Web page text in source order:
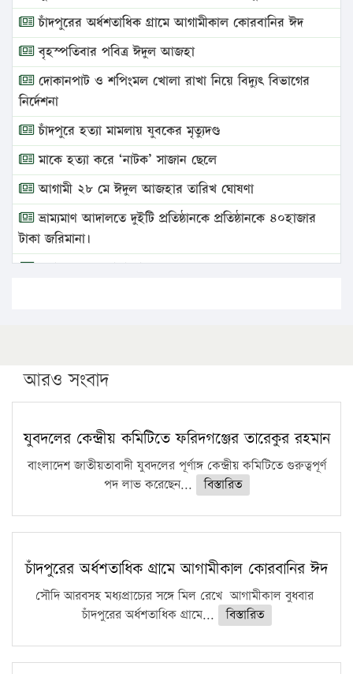
চাঁদপুরের অর্ধশতাধিক গ্রামে আগামীকাল কোরবানির ঈদ
বৃহস্পতিবার পবিত্র ঈদুল আজহা
দোকানপাট ও শপিংমল খোলা রাখা নিয়ে বিদ্যুৎ বিভাগের
নির্দেশনা
চাঁদপুরে হত্যা মামলায় যুবকের মৃত্যুদণ্ড
মাকে হত্যা করে ‘নাটক’ সাজান ছেলে
আগামী ২৮ মে ঈদুল আজহার তারিখ ঘোষণা
ভ্রাম্যমাণ আদালতে দুইটি প্রতিষ্ঠানকে প্রতিষ্ঠানকে ৪০হাজার
টাকা জরিমানা।
এবার লঞ্চের ভাড়া বাড়ল
পিএইচডি করছেন কুয়েটের কৃতি…
সারা দেশে বজ্রাঘাতে ১৪ জনের প্রাণহানি
কঠোর হচ্ছে এসএসসি ও এইচএসসি পরীক্ষা
ফরিদগঞ্জে আগুনে পুড়লো ৬ ব্যবসা প্রতিষ্ঠান
আরও সংবাদ
যুবদলের কেন্দ্রীয় কমিটিতে ফরিদগঞ্জের তারেকুর রহমান
বাংলাদেশ জাতীয়তাবাদী যুবদলের পূর্ণাঙ্গ কেন্দ্রীয় কমিটিতে গুরুত্বপূর্ণ
পদ লাভ করেছেন...
বিস্তারিত
চাঁদপুরের অর্ধশতাধিক গ্রামে আগামীকাল কোরবানির ঈদ
সৌদি আরবসহ মধ্যপ্রাচ্যের সঙ্গে মিল রেখে আগামীকাল বুধবার
চাঁদপুরের অর্ধশতাধিক গ্রামে...
বিস্তারিত